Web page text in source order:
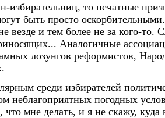
избирательниц, то печатные
быть просто
везде и тем более не за кого-то.
Аналогичные
лозунгов реформистов,
среди избирателей
неблагоприятных погодных
что мне делать, и я не скажу,